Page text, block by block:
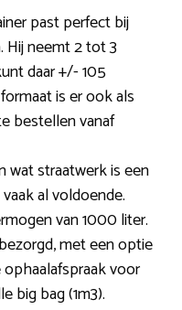
past perfect bij
Hij neemt 2 tot 3
daar +/- 105
is er ook als
bestellen vanaf
wat straatwerk is een
al voldoende.
van 1000 liter.
met een optie
voor
big bag (1m3).